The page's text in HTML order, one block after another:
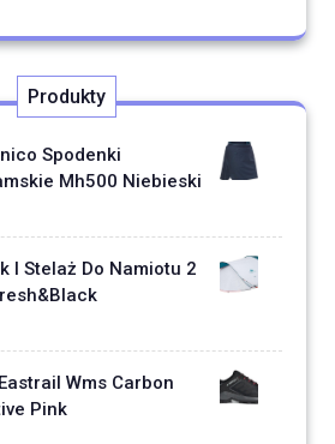
Produkty
Spodenki
Mh500 Niebieski
I Stelaż Do Namiotu 2
Wms Carbon
Pink